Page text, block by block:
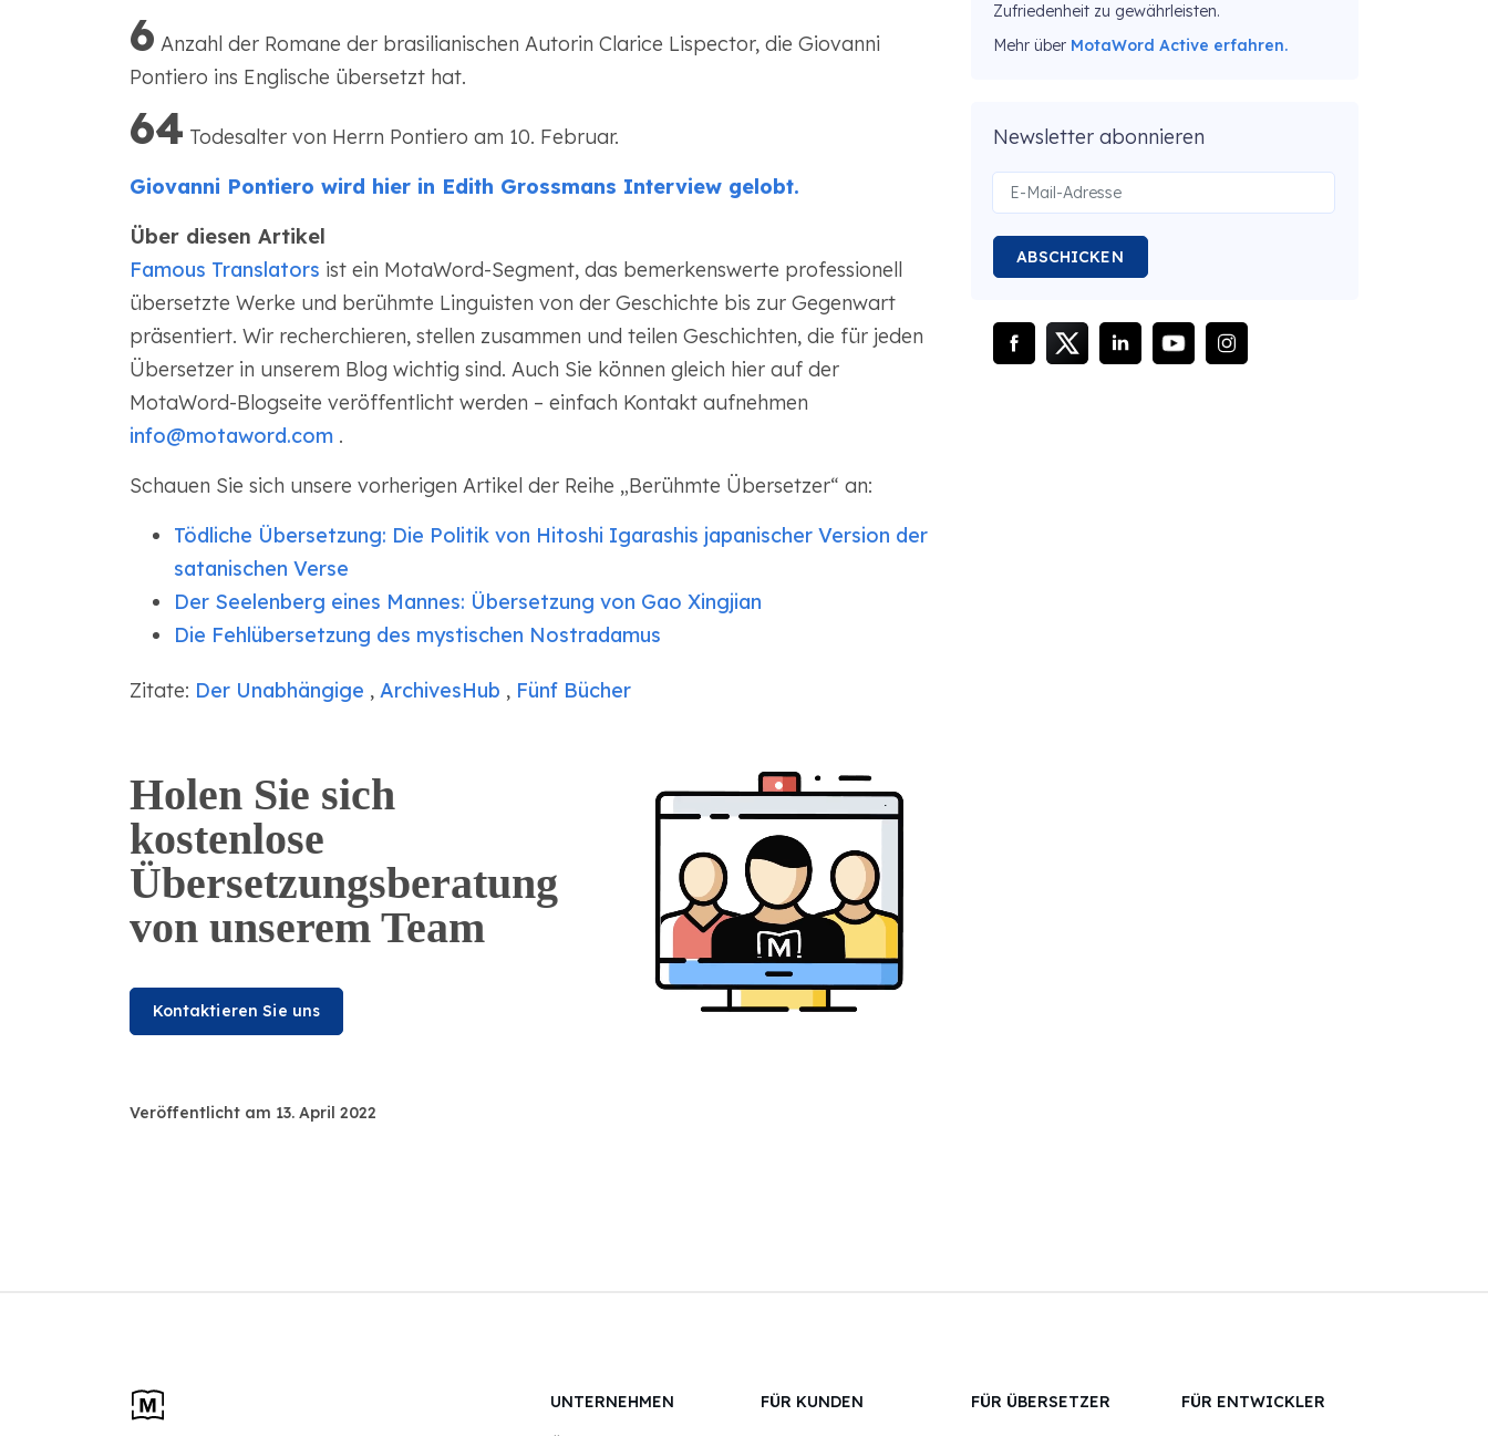
6 Anzahl der Romane der brasilianischen Autorin Clarice Lispector, die Giovanni
Pontiero ins Englische übersetzt hat.
64 Todesalter von Herrn Pontiero am 10. Februar.
Giovanni Pontiero wird hier in Edith Grossmans Interview gelobt.
Über diesen Artikel
Famous Translators ist ein MotaWord-Segment, das bemerkenswerte professionell
übersetzte Werke und berühmte Linguisten von der Geschichte bis zur Gegenwart
präsentiert. Wir recherchieren, stellen zusammen und teilen Geschichten, die für jeden
Übersetzer in unserem Blog wichtig sind. Auch Sie können gleich hier auf der
MotaWord-Blogseite veröffentlicht werden – einfach Kontakt aufnehmen
info@motaword.com.
Schauen Sie sich unsere vorherigen Artikel der Reihe „Berühmte Übersetzer“ an:
Tödliche Übersetzung: Die Politik von Hitoshi Igarashis japanischer Version der
satanischen Verse
Der Seelenberg eines Mannes: Übersetzung von Gao Xingjian
Die Fehlübersetzung des mystischen Nostradamus
Zitate: Der Unabhängige ,ArchivesHub ,Fünf Bücher
Holen Sie sich
kostenlose
Übersetzungsberatung
von unserem Team
Kontaktieren Sie uns
Veröffentlicht am 13. April 2022
Zufriedenheit zu gewährleisten.
Mehr über MotaWord Active erfahren.
Newsletter abonnieren
ABSCHICKEN
UNTERNEHMEN FÜR KUNDEN FÜR ÜBERSETZER FÜR ENTWICKLER